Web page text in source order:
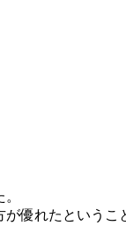
優れたというこ